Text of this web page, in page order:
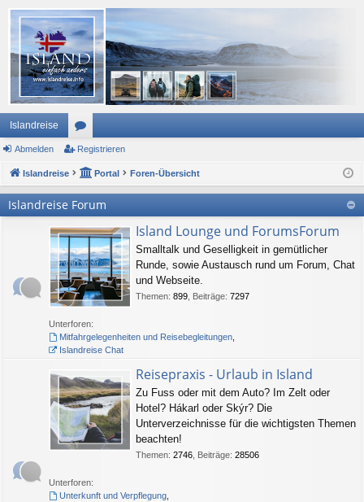
Islandreise
or
en
Abmelden Registrieren
Islandreise Portal Foren-Übersicht
Islandreise Forum
Island Lounge und ForumsForum
Smalltalk und Geselligkeit in gemütlicher
Runde, sowie Austausch rund um Forum, Chat
und Webseite.
Themen: 899 Beiträge: 7297
Unterforen:
Mitfahrgelegenheiten und Reisebegleitungen,
Islandreise Chat
Reisepraxis - Urlaub in Island
Zu Fuss oder mit dem Auto? Im Zelt oder
Hotel? Hákarl oder Skýr? Die
Unterverzeichnisse für die wichtigsten Themen
beachten!
Themen: 2746 Beiträge: 28506
Unterforen:
Unterkunft und Verpflegung,